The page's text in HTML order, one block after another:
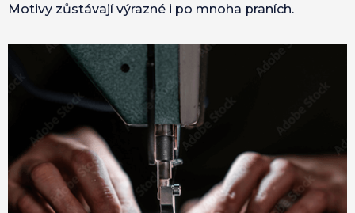
Motivy zůstávají výrazné i po mnoha praních.